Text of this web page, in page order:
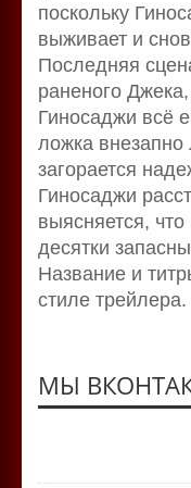
поскольку
выживает и
Последняя
раненого
Гиносаджи всё
ложка внезапно
загорается
Гиносаджи
выясняется,
десятки
Название и
стиле трейлера.
МЫ